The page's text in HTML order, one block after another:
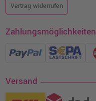
Vertrag widerrufen
Zahlungsmöglichkeiten
Versand